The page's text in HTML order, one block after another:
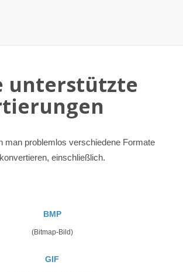
unterstützte
man problemlos verschiedene Formate
konvertieren, einschließlich.
BMP
(Bitmap-Bild)
GIF